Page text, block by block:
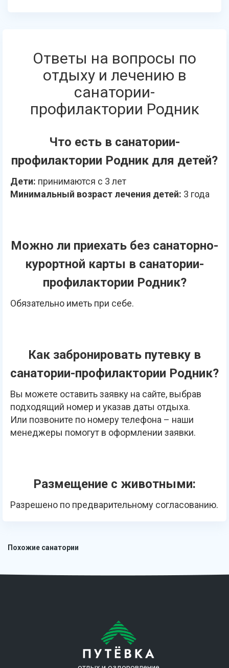
Ответы на вопросы по
отдыху и лечению в
санатории-
профилактории Родник
Что есть в санатории-
профилактории Родник для детей?
Дети: принимаются с 3 лет
Минимальный возраст лечения детей: 3 года
Можно ли приехать без санаторно-
курортной карты в санатории-
профилактории Родник?
Обязательно иметь при себе.
Как забронировать путевку в
санатории-профилактории Родник?
Вы можете оставить заявку на сайте, выбрав
подходящий номер и указав даты отдыха.
Или позвоните по номеру телефона – наши
менеджеры помогут в оформлении заявки.
Размещение с животными:
Разрешено по предварительному согласованию.
Похожие санатории